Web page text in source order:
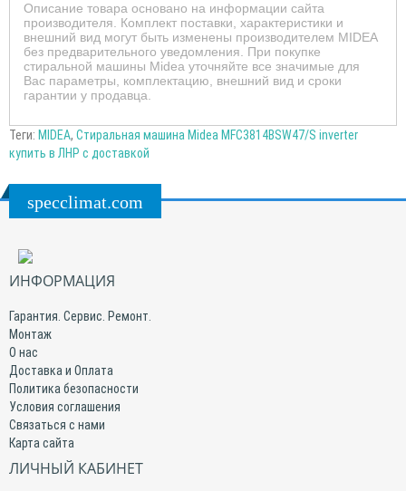
Описание товара основано на информации сайта
производителя. Комплект поставки, характеристики и
внешний вид могут быть изменены производителем MIDEA
без предварительного уведомления. При покупке
стиральной машины Midea уточняйте все значимые для
Вас параметры, комплектацию, внешний вид и сроки
гарантии у продавца.
Теги: MIDEA, Стиральная машина Midea MFC3814BSW47/S inverter
купить в ЛНР с доставкой
specclimat.com
ИНФОРМАЦИЯ
Гарантия. Сервис. Ремонт.
Монтаж
О нас
Доставка и Оплата
Политика безопасности
Условия соглашения
Связаться с нами
Карта сайта
ЛИЧНЫЙ КАБИНЕТ